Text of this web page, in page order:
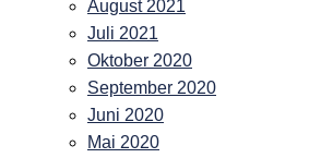
August 2021
Juli 2021
Oktober 2020
September 2020
Juni 2020
Mai 2020